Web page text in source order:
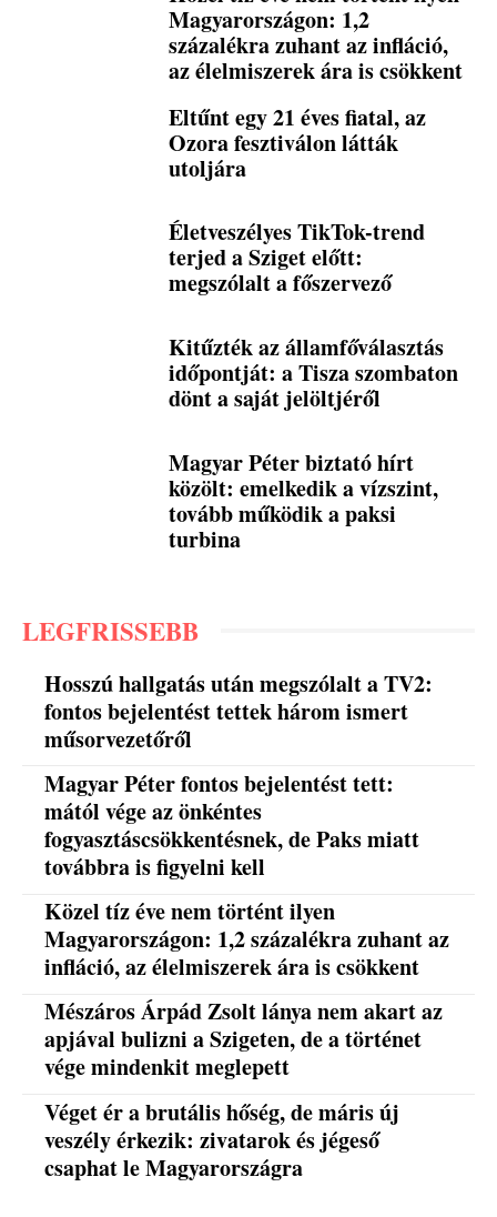
Magyarországon: 1,2
százalékra zuhant az infláció,
az élelmiszerek ára is csökkent
Eltűnt egy 21 éves fiatal, az
Ozora fesztiválon látták
utoljára
Életveszélyes TikTok-trend
terjed a Sziget előtt:
megszólalt a főszervező
Kitűzték az államfőválasztás
időpontját: a Tisza szombaton
dönt a saját jelöltjéről
Magyar Péter biztató hírt
közölt: emelkedik a vízszint,
tovább működik a paksi
turbina
LEGFRISSEBB
Hosszú hallgatás után megszólalt a TV2:
fontos bejelentést tettek három ismert
műsorvezetőről
Magyar Péter fontos bejelentést tett:
mától vége az önkéntes
fogyasztáscsökkentésnek, de Paks miatt
továbbra is figyelni kell
Közel tíz éve nem történt ilyen
Magyarországon: 1,2 százalékra zuhant az
infláció, az élelmiszerek ára is csökkent
Mészáros Árpád Zsolt lánya nem akart az
apjával bulizni a Szigeten, de a történet
vége mindenkit meglepett
Véget ér a brutális hőség, de máris új
veszély érkezik: zivatarok és jégeső
csaphat le Magyarországra